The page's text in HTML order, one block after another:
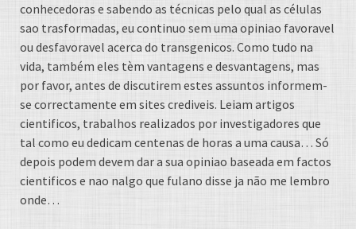
conhecedoras e sabendo as técnicas pelo qual as células
sao trasformadas, eu continuo sem uma opiniao favoravel
ou desfavoravel acerca do transgenicos. Como tudo na
vida, também eles tèm vantagens e desvantagens, mas
por favor, antes de discutirem estes assuntos informem-
se correctamente em sites crediveis. Leiam artigos
cientificos, trabalhos realizados por investigadores que
tal como eu dedicam centenas de horas a uma causa… Só
depois podem devem dar a sua opiniao baseada em factos
cientificos e nao nalgo que fulano disse ja não me lembro
onde…